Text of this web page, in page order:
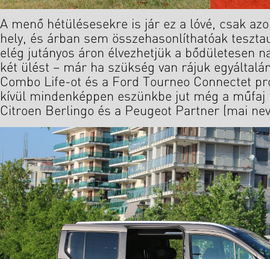
A menő hétülésesekre is jár ez a lóvé, csak
hely, és árban sem összehasonlíthatóak
elég jutányos áron élvezhetjük a bődületesen
két ülést – már ha szükség van rájuk
Combo Life-ot és a Ford Tourneo Connectet
kívül mindenképpen eszünkbe jut még a műfaj
Citroen Berlingo és a Peugeot Partner (mai